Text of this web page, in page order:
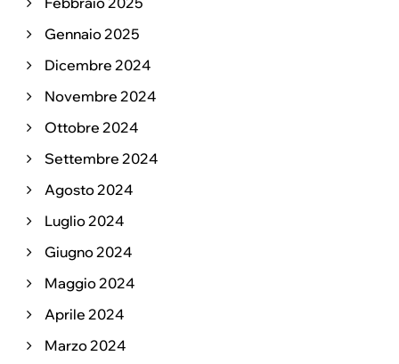
Gennaio 2025
Dicembre 2024
Novembre 2024
Ottobre 2024
Settembre 2024
Agosto 2024
Luglio 2024
Giugno 2024
Maggio 2024
Aprile 2024
Marzo 2024